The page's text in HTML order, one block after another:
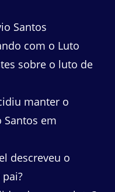
Santos
com o Luto
sobre o luto de
manter o
Santos em
descreveu o